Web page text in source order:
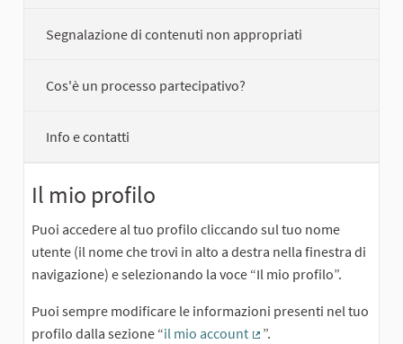
Segnalazione di contenuti non appropriati
Cos'è un processo partecipativo?
Info e contatti
Il mio profilo
Puoi accedere al tuo profilo cliccando sul tuo nome
utente (il nome che trovi in alto a destra nella finestra di
navigazione) e selezionando la voce “Il mio profilo”.
Puoi sempre modificare le informazioni presenti nel tuo
profilo dalla sezione “il mio account
”.